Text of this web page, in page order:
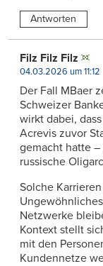
Antworten
Filz Filz Filz
04.03.2026 um 11:12
Der Fall MBaer
Schweizer
wirkt dabei,
Acrevis zuvor
gemacht hatte –
russische
Solche
Netzwerke
Kontext stellt
mit den
Kundennetze